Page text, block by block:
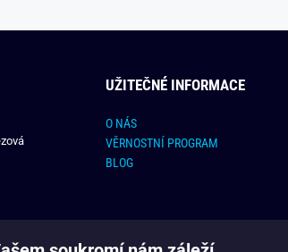
UŽITEČNÉ INFORMACE
O NÁS
VĚRNOSTNÍ PROGRAM
BLOG